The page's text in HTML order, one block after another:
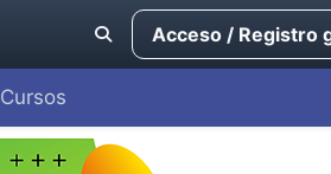
Acceso / Registro
Cursos